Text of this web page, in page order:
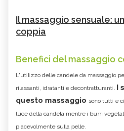
Il massaggio sensuale:
coppia
Benefici del massaggio
L'utilizzo delle candele da massaggio
rilassanti, idratanti e decontratturanti. I
questo massaggio sono tutti e
luce della candela mentre i burri
piacevolmente sulla pelle.